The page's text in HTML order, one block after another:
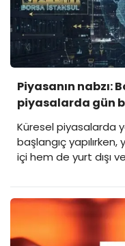
Piyasanın nabzı:
piyasalarda gün
Küresel piyasalarda
başlangıç yapılırken,
içi hem de yurt dışı
bugün açıklanacak
edilirken, Borsa
yapılması bekleniyor.